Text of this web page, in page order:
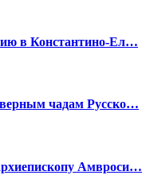
в Константино-Ел…
чадам Русско…
Амвроси…